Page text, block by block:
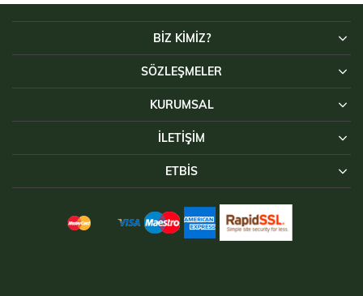
BİZ KİMİZ?
SÖZLEŞMELER
KURUMSAL
İLETIŞIM
ETBİS